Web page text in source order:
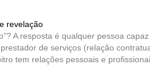
revelação
A resposta é qualquer pessoa
de serviços (relação
tem relações pessoais e